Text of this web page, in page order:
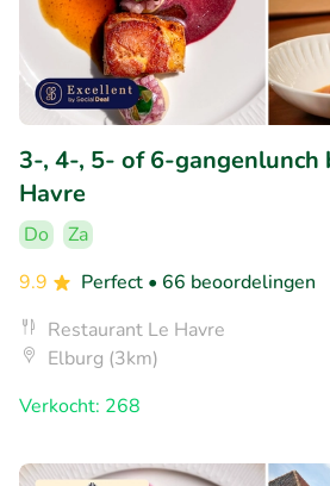
3-, 4-, 5- of 6-gangenlunch
Havre
Do
Za
9.9
Perfect • 66 beoordelingen
Restaurant Le Havre
Elburg (3km)
Verkocht: 268